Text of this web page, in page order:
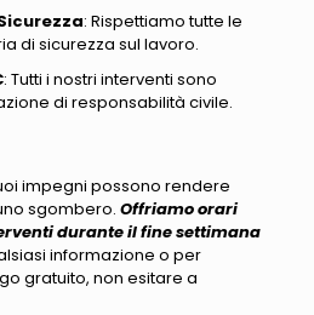
: Rispettiamo tutte le
di sicurezza sul lavoro.
: Tutti i nostri interventi sono
di responsabilità civile.
impegni possono rendere
sgombero. Offriamo orari
durante il fine settimana
informazione o per
gratuito, non esitare a